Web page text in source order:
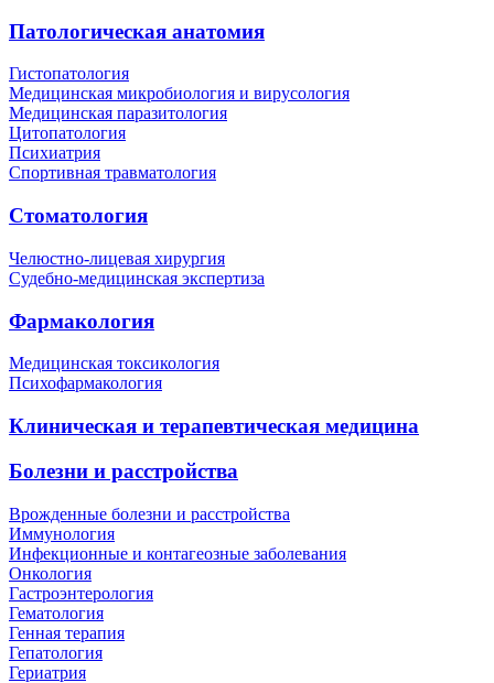
Патологическая анатомия
Гистопатология
Медицинская микробиология и вирусология
Медицинская паразитология
Цитопатология
Психиатрия
Спортивная травматология
Стоматология
Челюстно-лицевая хирургия
Судебно-медицинская экспертиза
Фармакология
Медицинская токсикология
Психофармакология
Клиническая и терапевтическая медицина
Болезни и расстройства
Врожденные болезни и расстройства
Иммунология
Инфекционные и контагеозные заболевания
Онкология
Гастроэнтерология
Гематология
Генная терапия
Гепатология
Гериатрия